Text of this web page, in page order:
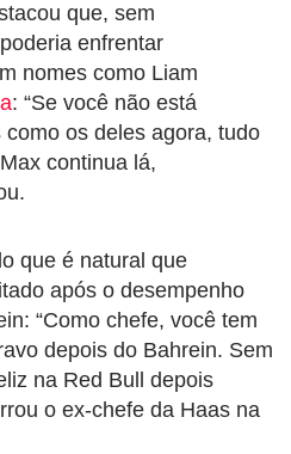
que, sem
enfrentar
nomes como Liam
: “Se você não está
os deles agora, tudo
continua lá,
que é natural que
após o desempenho
“Como chefe, você tem
depois do Bahrein. Sem
na Red Bull depois
o ex-chefe da Haas na